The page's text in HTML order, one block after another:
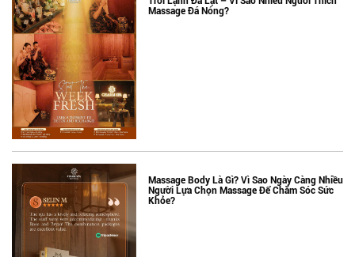
Massage Đá Nóng?
Massage Body Là Gì? Vì Sao Ngày Càng Nhiều
Người Lựa Chọn Massage Để Chăm Sóc Sức
Khỏe?